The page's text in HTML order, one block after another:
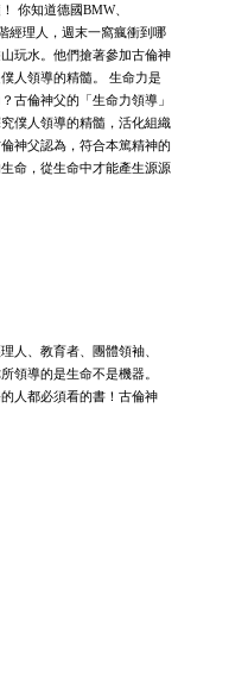
你知道德國BMW、
經理人，週末一窩瘋衝到哪
玩水。他們搶著參加古倫神
人領導的精髓。 生命力是
古倫神父的「生命力領導」
僕人領導的精髓，活化組織
神父認為，符合本篤精神的
命，從生命中才能產生源源
人、教育者、團體領袖、
領導的是生命不是機器。
人都必須看的書！古倫神